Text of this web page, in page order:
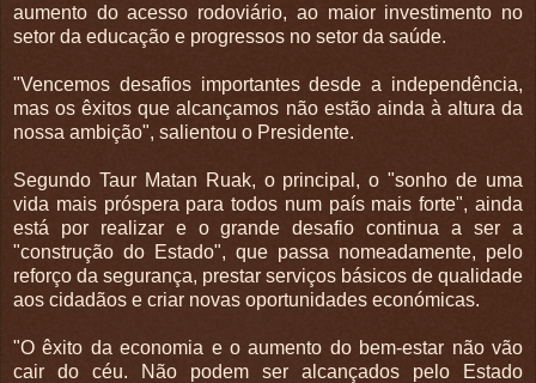
aumento do acesso rodoviário, ao maior investimento no
setor da educação e progressos no setor da saúde.
"Vencemos desafios importantes desde a independência,
mas os êxitos que alcançamos não estão ainda à altura da
nossa ambição", salientou o Presidente.
Segundo Taur Matan Ruak, o principal, o "sonho de uma
vida mais próspera para todos num país mais forte", ainda
está por realizar e o grande desafio continua a ser a
"construção do Estado", que passa nomeadamente, pelo
reforço da segurança, prestar serviços básicos de qualidade
aos cidadãos e criar novas oportunidades económicas.
"O êxito da economia e o aumento do bem-estar não vão
cair do céu. Não podem ser alcançados pelo Estado